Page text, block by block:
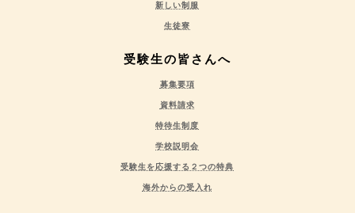
新しい制服
生徒寮
受験生の皆さんへ
募集要項
資料請求
特待生制度
学校説明会
受験生を応援する２つの特典
海外からの受入れ